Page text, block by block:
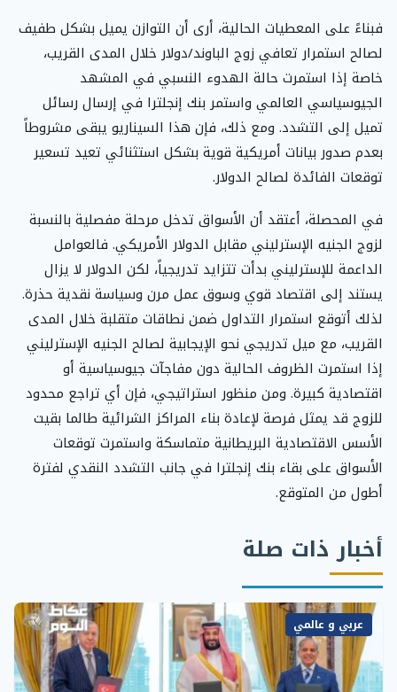
فبناءً على المعطيات الحالية، أرى أن التوازن يميل بشكل طفيف
لصالح استمرار تعافي زوج الباوند/دولار خلال المدى القريب،
خاصة إذا استمرت حالة الهدوء النسبي في المشهد
الجيوسياسي العالمي واستمر بنك إنجلترا في إرسال رسائل
تميل إلى التشدد. ومع ذلك، فإن هذا السيناريو يبقى مشروطاً
بعدم صدور بيانات أمريكية قوية بشكل استثنائي تعيد تسعير
توقعات الفائدة لصالح الدولار.
في المحصلة، أعتقد أن الأسواق تدخل مرحلة مفصلية بالنسبة
لزوج الجنيه الإسترليني مقابل الدولار الأمريكي. فالعوامل
الداعمة للإسترليني بدأت تتزايد تدريجياً، لكن الدولار لا يزال
يستند إلى اقتصاد قوي وسوق عمل مرن وسياسة نقدية حذرة.
لذلك أتوقع استمرار التداول ضمن نطاقات متقلبة خلال المدى
القريب، مع ميل تدريجي نحو الإيجابية لصالح الجنيه الإسترليني
إذا استمرت الظروف الحالية دون مفاجآت جيوسياسية أو
اقتصادية كبيرة. ومن منظور استراتيجي، فإن أي تراجع محدود
للزوج قد يمثل فرصة لإعادة بناء المراكز الشرائية طالما بقيت
الأسس الاقتصادية البريطانية متماسكة واستمرت توقعات
الأسواق على بقاء بنك إنجلترا في جانب التشدد النقدي لفترة
أطول من المتوقع.
أخبار ذات صلة
عربي و عالمي